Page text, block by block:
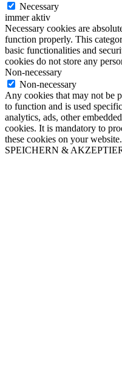
Necessary
immer aktiv
Necessary cookies are
function properly. This
basic functionalities and
cookies do not store any
Non-necessary
Non-necessary
Any cookies that may not be
to function and is used
analytics, ads, other
cookies. It is mandatory to
these cookies on your website.
SPEICHERN &